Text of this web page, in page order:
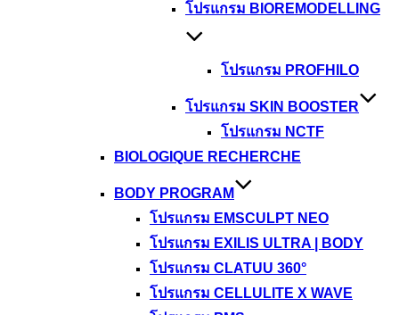
โปรแกรม BIOREMODELLING
โปรแกรม PROFHILO
โปรแกรม SKIN BOOSTER
โปรแกรม NCTF
BIOLOGIQUE RECHERCHE
BODY PROGRAM
โปรแกรม EMSCULPT NEO
โปรแกรม EXILIS ULTRA | BODY
โปรแกรม CLATUU 360°
โปรแกรม CELLULITE X WAVE